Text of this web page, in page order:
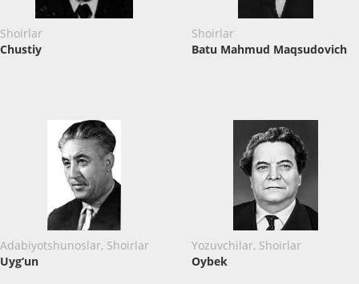
Shoirlar
Chustiy
Shoirlar
Batu Mahmud Maqsudovich
Adabiyotshunoslar, Shoirlar
Uyg‘un
Yozuvchilar, Shoirlar
Oybek